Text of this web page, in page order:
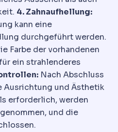
4. Zahnaufhellung:
kann eine
durchgeführt werden.
Farbe der vorhandenen
ein strahlenderes
Nach Abschluss
Ausrichtung und Ästhetik
erforderlich, werden
und die